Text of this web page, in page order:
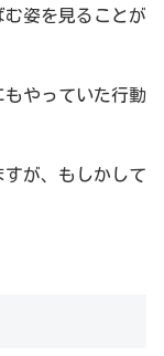
姿を見ることが
もやっていた行動
が、もしかして